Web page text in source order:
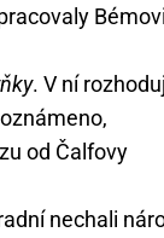
. V ní
od Čalfovy
nechali